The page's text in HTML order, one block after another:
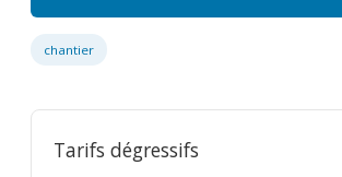
chantier
Tarifs dégressifs